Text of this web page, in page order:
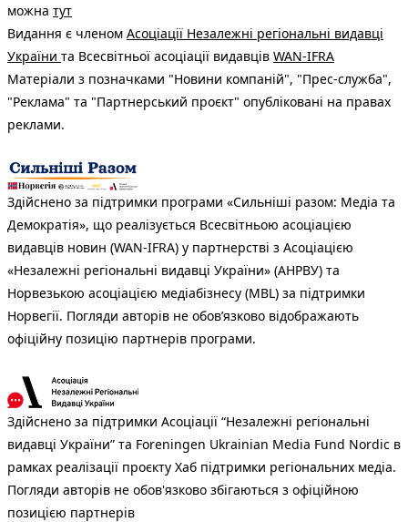
можна тут
Видання є членом Асоціації Незалежні регіональні видавці
України та Всесвітньої асоціації видавців WAN-IFRA
Матеріали з позначками "Новини компаній", "Прес-служба",
"Реклама" та "Партнерський проєкт" опубліковані на правах
реклами.
Здійснено за підтримки програми «Сильніші разом: Медіа та
Демократія», що реалізується Всесвітньою асоціацією
видавців новин (WAN-IFRA) у партнерстві з Асоціацією
«Незалежні регіональні видавці України» (АНРВУ) та
Норвезькою асоціацією медіабізнесу (MBL) за підтримки
Норвегії. Погляди авторів не обов’язково відображають
офіційну позицію партнерів програми.
Здійснено за підтримки Асоціації “Незалежні регіональні
видавці України” та Foreningen Ukrainian Media Fund Nordic в
рамках реалізації проєкту Хаб підтримки регіональних медіа.
Погляди авторів не обов'язково збігаються з офіційною
позицією партнерів